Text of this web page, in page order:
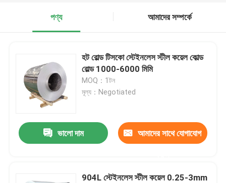
পণ্য
আমাদের সম্পর্কে
হট রোল্ড টিসকো স্টেইনলেস স্টীল কয়েল কোল্ড
রোল্ড 1000-6000 মিমি
MOQ：1টন
মূল্য：Negotiated
ভালো দাম আমাদের সাথে যোগাযোগ
904L স্টেইনলেস স্টীল কয়েল 0.25-3mm